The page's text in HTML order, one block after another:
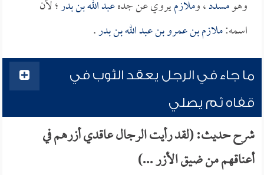
وهومسدد، وملازميروي عن جدهعبد الله بن بدر؛ لأن
اسمه:ملازم بن عمرو بن عبد الله بن بدر.
ما جاء في الرجل يعقد الثوب في
قفاه ثم يصلي
شرح حديث: (لقد رأيت الرجال عاقدي أزرهم في
أعناقهم من ضيق الأزر ...)